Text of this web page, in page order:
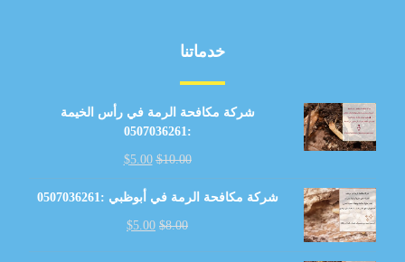
خدماتنا
شركة مكافحة الرمة في رأس الخيمة
:0507036261
$10.00
$5.00
شركة مكافحة الرمة في أبوظبي :0507036261
$8.00
$5.00